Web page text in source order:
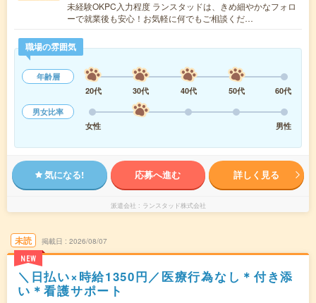
未経験OKPC入力程度 ランスタッドは、きめ細やかなフォロ
ーで就業後も安心！お気軽に何でもご相談くだ…
職場の雰囲気
年齢層
20代
30代 40代 50代
60代
男女比率
女性
男性
気になる! 応募へ進む 詳しく見る
派遣会社 ランスタッド株式会社
未読
NEW
掲載日 2026/08/07
＼日払い×時給1350円／医療行為なし＊付き添
い＊看護サポート